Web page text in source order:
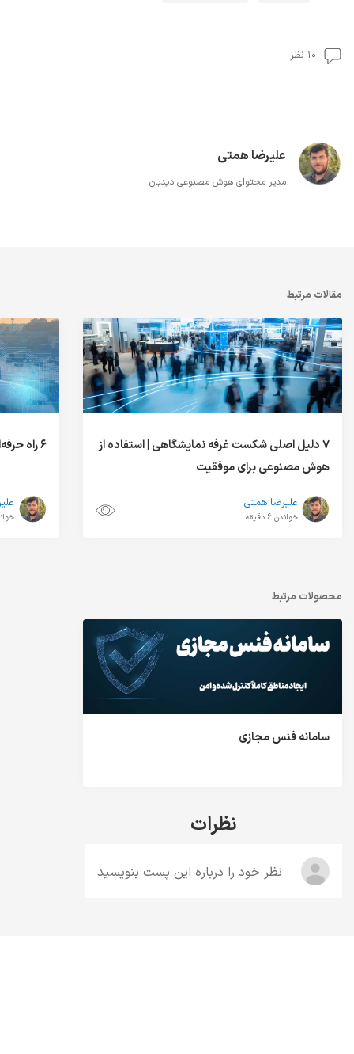
۱۰ نظر
علیرضا همتی
مدیر محتوای هوش مصنوعی دیدبان
مقالات مرتبط
۷ دلیل اصلی شکست غرفه نمایشگاهی | استفاده از
هوش مصنوعی برای موفقیت
علیرضا همتی
خواندن 6 دقیقه
۶ راه حرفه‌ای برای هوشمند سازی فرودگاه
خواندن
محصولات مرتبط
سامانه فنس مجازی
نظرات